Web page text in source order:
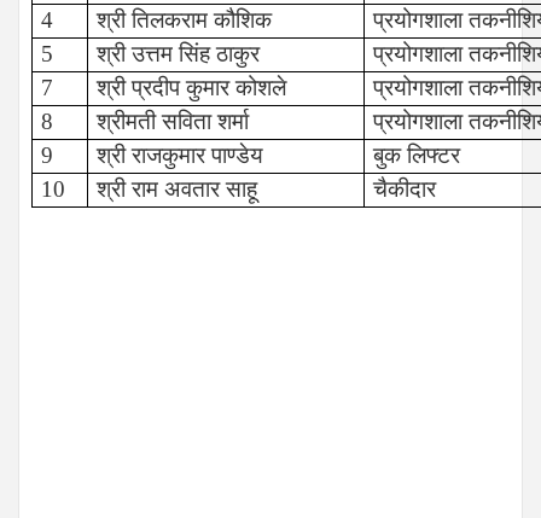
4
श्री तिलकराम कौशिक
प्रयोगशाला
5
श्री उत्तम सिंह ठाकुर
प्रयोगशाला
7
श्री प्रदीप कुमार कोशले
प्रयोगशाला
8
श्रीमती सविता शर्मा
प्रयोगशाला
9
श्री राजकुमार पाण्डेय
बुक लिफ्टर
10
श्री राम अवतार साहू चैकीदार